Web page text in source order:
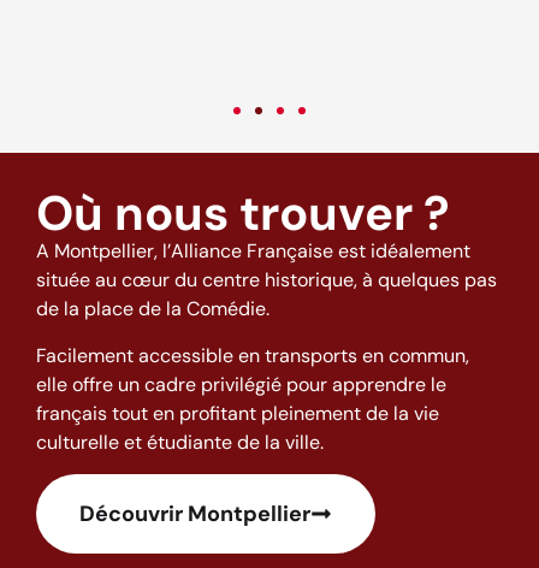
Où nous trouver ?
A Montpellier, l’Alliance Française est idéalement
située au cœur du centre historique, à quelques pas
de la place de la Comédie.
Facilement accessible en transports en commun,
elle offre un cadre privilégié pour apprendre le
français tout en profitant pleinement de la vie
culturelle et étudiante de la ville.
Découvrir Montpellier